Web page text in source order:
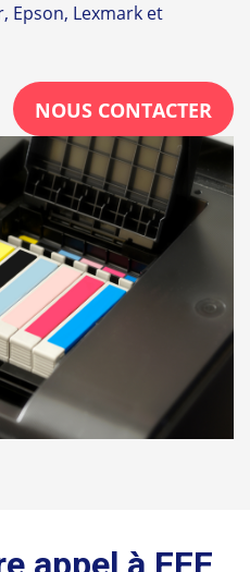
Epson, Lexmark et
NOUS CONTACTER